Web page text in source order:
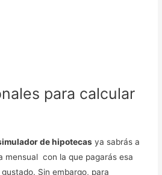
para calcular
de hipotecas ya sabrás a
mensual con la que pagarás esa
Sin embargo, para